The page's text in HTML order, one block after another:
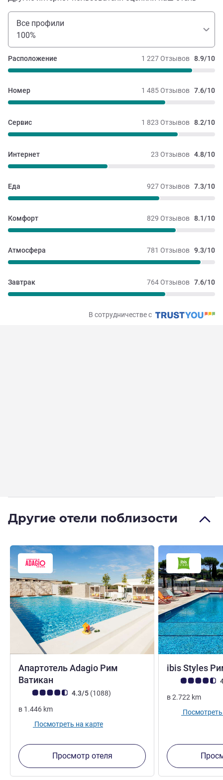
Все профили
100%
1 227 Отзывов 8.9/10
Расположение
1 485 Отзывов 7.6/10
Номер
1 823 Отзывов 8.2/10
Сервис
23 Отзывов 4.8/10
Интернет
927 Отзывов 7.3/10
Еда
829 Отзывов 8.1/10
Комфорт
781 Отзывов 9.3/10
Атмосфера
764 Отзывов 7.6/10
Завтрак
В сотрудничестве с
Другие отели поблизости
Апартотель Adagio Рим
Ватикан
Примечание: отзывы клиентов (Рейтинг ALL)
4.3/5 (1088Отзывов
)
в 1.446 km
Посмотреть на карте
Просмотр отеля
ibis Styles
Примечание:
в2.722 km
Посмотреть